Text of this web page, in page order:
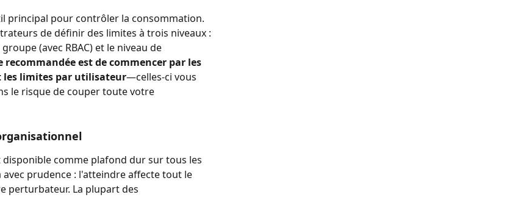
principal pour contrôler la consommation.
de définir des limites à trois niveaux :
(avec RBAC) et le niveau de
recommandée est de commencer par les
les limites par utilisateur—celles-ci vous
le risque de couper toute votre
comme plafond dur sur tous les
prudence : l'atteindre affecte tout le
perturbateur. La plupart des